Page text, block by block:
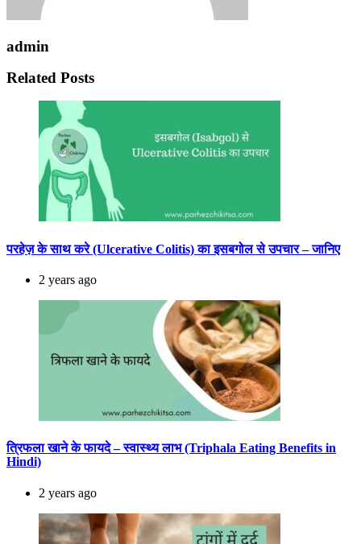
admin
Related Posts
परहेज़ के साथ करे (Ulcerative Colitis) का इसबगोल से उपचार – जानिए
2 years ago
त्रिफला खाने के फायदे – स्वास्थ्य लाभ (Triphala Eating Benefits in
Hindi)
2 years ago